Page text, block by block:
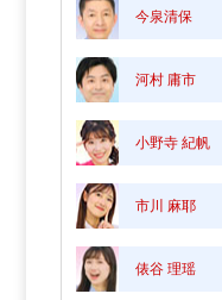
今泉清保
河村 庸市
小野寺 紀帆
市川 麻耶
俵谷 理瑶